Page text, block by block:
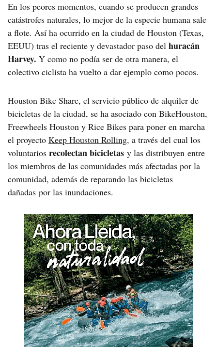
En los peores momentos, cuando se producen grandes
catástrofes naturales, lo mejor de la especie humana sale
a flote. Así ha ocurrido en la ciudad de Houston (Texas,
EEUU) tras el reciente y devastador paso del huracán
Harvey. Y como no podía ser de otra manera, el
colectivo ciclista ha vuelto a dar ejemplo como pocos.
Houston Bike Share, el servicio público de alquiler de
bicicletas de la ciudad, se ha asociado con BikeHouston,
Freewheels Houston y Rice Bikes para poner en marcha
el proyecto Keep Houston Rolling, a través del cual los
voluntarios recolectan bicicletas y las distribuyen entre
los miembros de las comunidades más afectadas por la
comunidad, además de reparando las bicicletas
dañadas por las inundaciones.